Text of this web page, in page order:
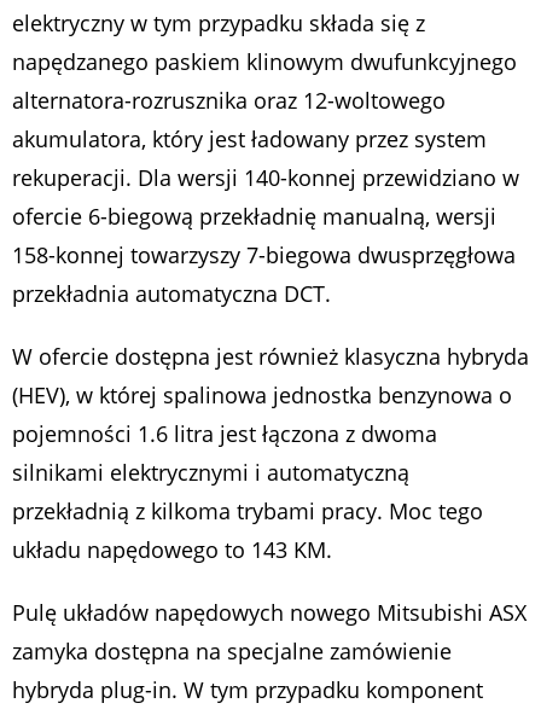
elektryczny w tym przypadku składa się z
napędzanego paskiem klinowym dwufunkcyjnego
alternatora-rozrusznika oraz 12-woltowego
akumulatora, który jest ładowany przez system
rekuperacji. Dla wersji 140-konnej przewidziano w
ofercie 6-biegową przekładnię manualną, wersji
158-konnej towarzyszy 7-biegowa dwusprzęgłowa
przekładnia automatyczna DCT.
W ofercie dostępna jest również klasyczna hybryda
(HEV), w której spalinowa jednostka benzynowa o
pojemności 1.6 litra jest łączona z dwoma
silnikami elektrycznymi i automatyczną
przekładnią z kilkoma trybami pracy. Moc tego
układu napędowego to 143 KM.
Pulę układów napędowych nowego Mitsubishi ASX
zamyka dostępna na specjalne zamówienie
hybryda plug-in. W tym przypadku komponent